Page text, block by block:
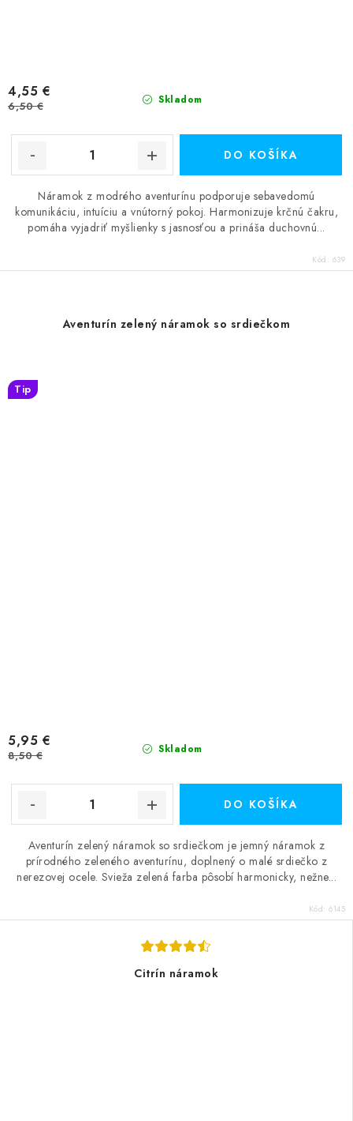
Skladom
4,55 €
6,50 €
DO KOŠÍKA
Náramok z modrého aventurínu podporuje sebavedomú
komunikáciu, intuíciu a vnútorný pokoj. Harmonizuje krčnú čakru,
pomáha vyjadriť myšlienky s jasnosťou a prináša duchovnú...
Kód: 639
Aventurín zelený náramok so srdiečkom
Tip
Skladom
5,95 €
8,50 €
DO KOŠÍKA
Aventurín zelený náramok so srdiečkom je jemný náramok z
prírodného zeleného aventurínu, doplnený o malé srdiečko z
nerezovej ocele. Svieža zelená farba pôsobí harmonicky, nežne...
Kód: 6145
Citrín náramok